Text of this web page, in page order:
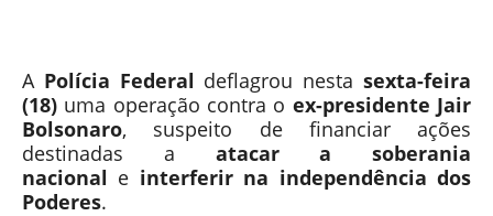
A Polícia Federal deflagrou nestasexta-feira
(18) uma operação contra o ex-presidente Jair
Bolsonaro, suspeito de financiar ações
destinadas a atacar a soberania
nacional e interferir na independência dos
Poderes.